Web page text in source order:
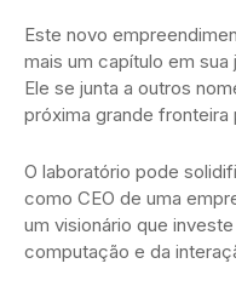
Este novo
mais um capítulo em
Ele se junta a outros
próxima grande fronteira
O laboratório pode
como CEO de uma
um visionário que
computação e da